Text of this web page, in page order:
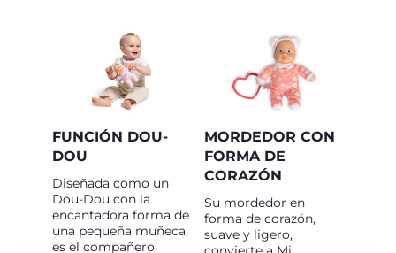
FUNCIÓN DOU-
DOU
Diseñada como un
Dou-Dou con la
encantadora forma de
una pequeña muñeca,
es el compañero
MORDEDOR CON
FORMA DE
CORAZÓN
Su mordedor en
forma de corazón,
suave y ligero,